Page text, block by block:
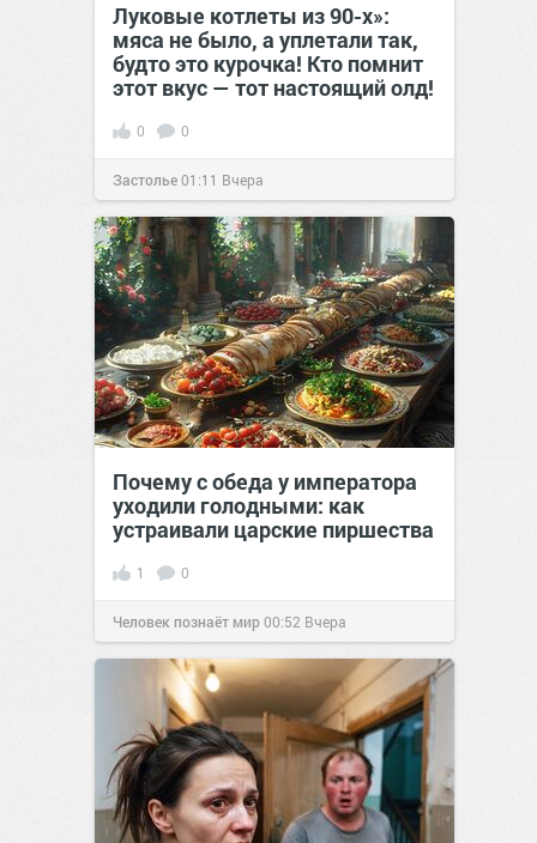
Луковые котлеты из 90-х»:
мяса не было, а уплетали так,
будто это курочка! Кто помнит
этот вкус — тот настоящий олд!
0 0
Застолье01:11 Вчера
Почему с обеда у императора
уходили голодными: как
устраивали царские пиршества
1 0
Человек познаёт мир00:52 Вчера